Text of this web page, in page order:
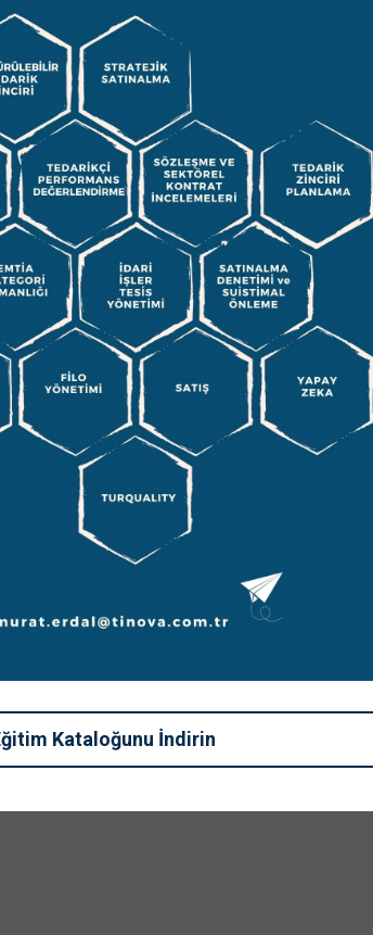
Share:
uzmanlığıyla şirketlere danışmanlık
yönetim perspektifiyle şirketlerin kritik süreçlerini
destekler. Danışmanlık yaklaşımını, şirketle birlikte
Teknokent ve TTM ile işbirliği
Kataloğunu İndirin